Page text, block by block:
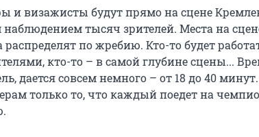
и визажисты будут прямо на сцене
тысяч зрителей. Места на
по жребию. Кто-то будет
кто-то – в самой глубине сцены...
дается совсем немного – от 18 до 40 минут.
только то, что каждый поедет на